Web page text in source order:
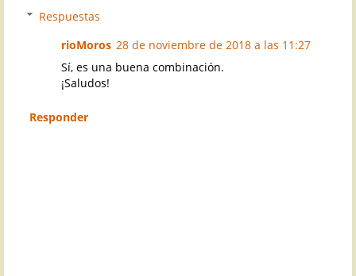
Respuestas
rioMoros 28 de noviembre de 2018 a las 11:27
Sí, es una buena combinación.
¡Saludos!
Responder